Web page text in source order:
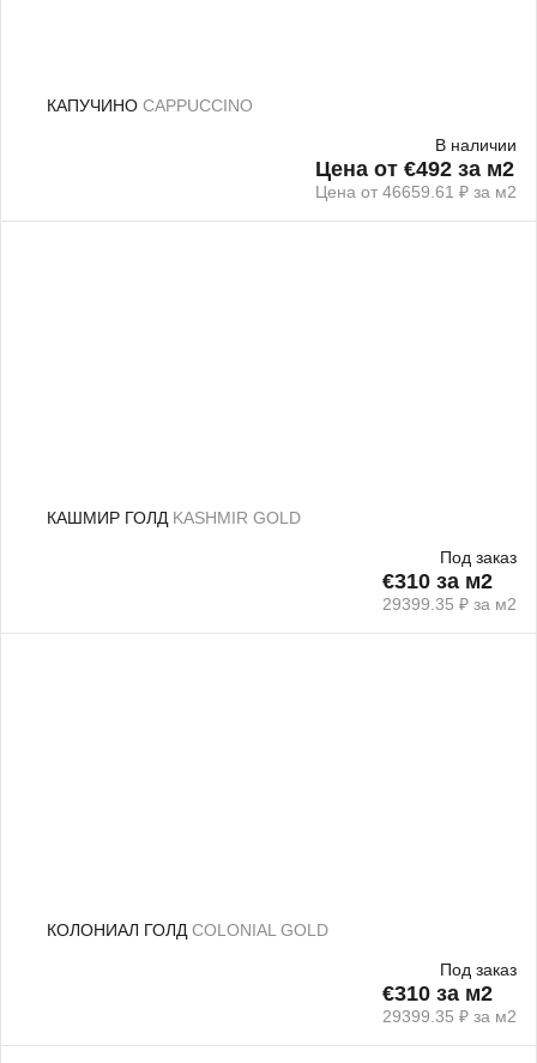
КАПУЧИНО CAPPUCCINO
В наличии
Цена от €492 за м2
Цена от 46659.61 ₽ за м2
КАШМИР ГОЛД KASHMIR GOLD
Под заказ
€310 за м2
29399.35 ₽ за м2
КОЛОНИАЛ ГОЛД COLONIAL GOLD
Под заказ
€310 за м2
29399.35 ₽ за м2